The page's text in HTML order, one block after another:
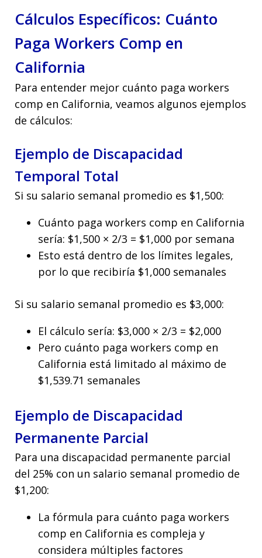
Cálculos Específicos: Cuánto
Paga Workers Comp en
California
Para entender mejor cuánto paga workers
comp en California, veamos algunos ejemplos
de cálculos:
Ejemplo de Discapacidad
Temporal Total
Si su salario semanal promedio es $1,500:
Cuánto paga workers comp en California
sería: $1,500 × 2/3 = $1,000 por semana
Esto está dentro de los límites legales,
por lo que recibiría $1,000 semanales
Si su salario semanal promedio es $3,000:
El cálculo sería: $3,000 × 2/3 = $2,000
Pero cuánto paga workers comp en
California está limitado al máximo de
$1,539.71 semanales
Ejemplo de Discapacidad
Permanente Parcial
Para una discapacidad permanente parcial
del 25% con un salario semanal promedio de
$1,200:
La fórmula para cuánto paga workers
comp en California es compleja y
considera múltiples factores